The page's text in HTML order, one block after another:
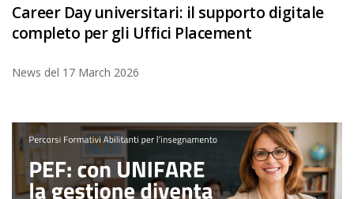
Career Day universitari: il supporto digitale
completo per gli Uffici Placement
News del 17 March 2026